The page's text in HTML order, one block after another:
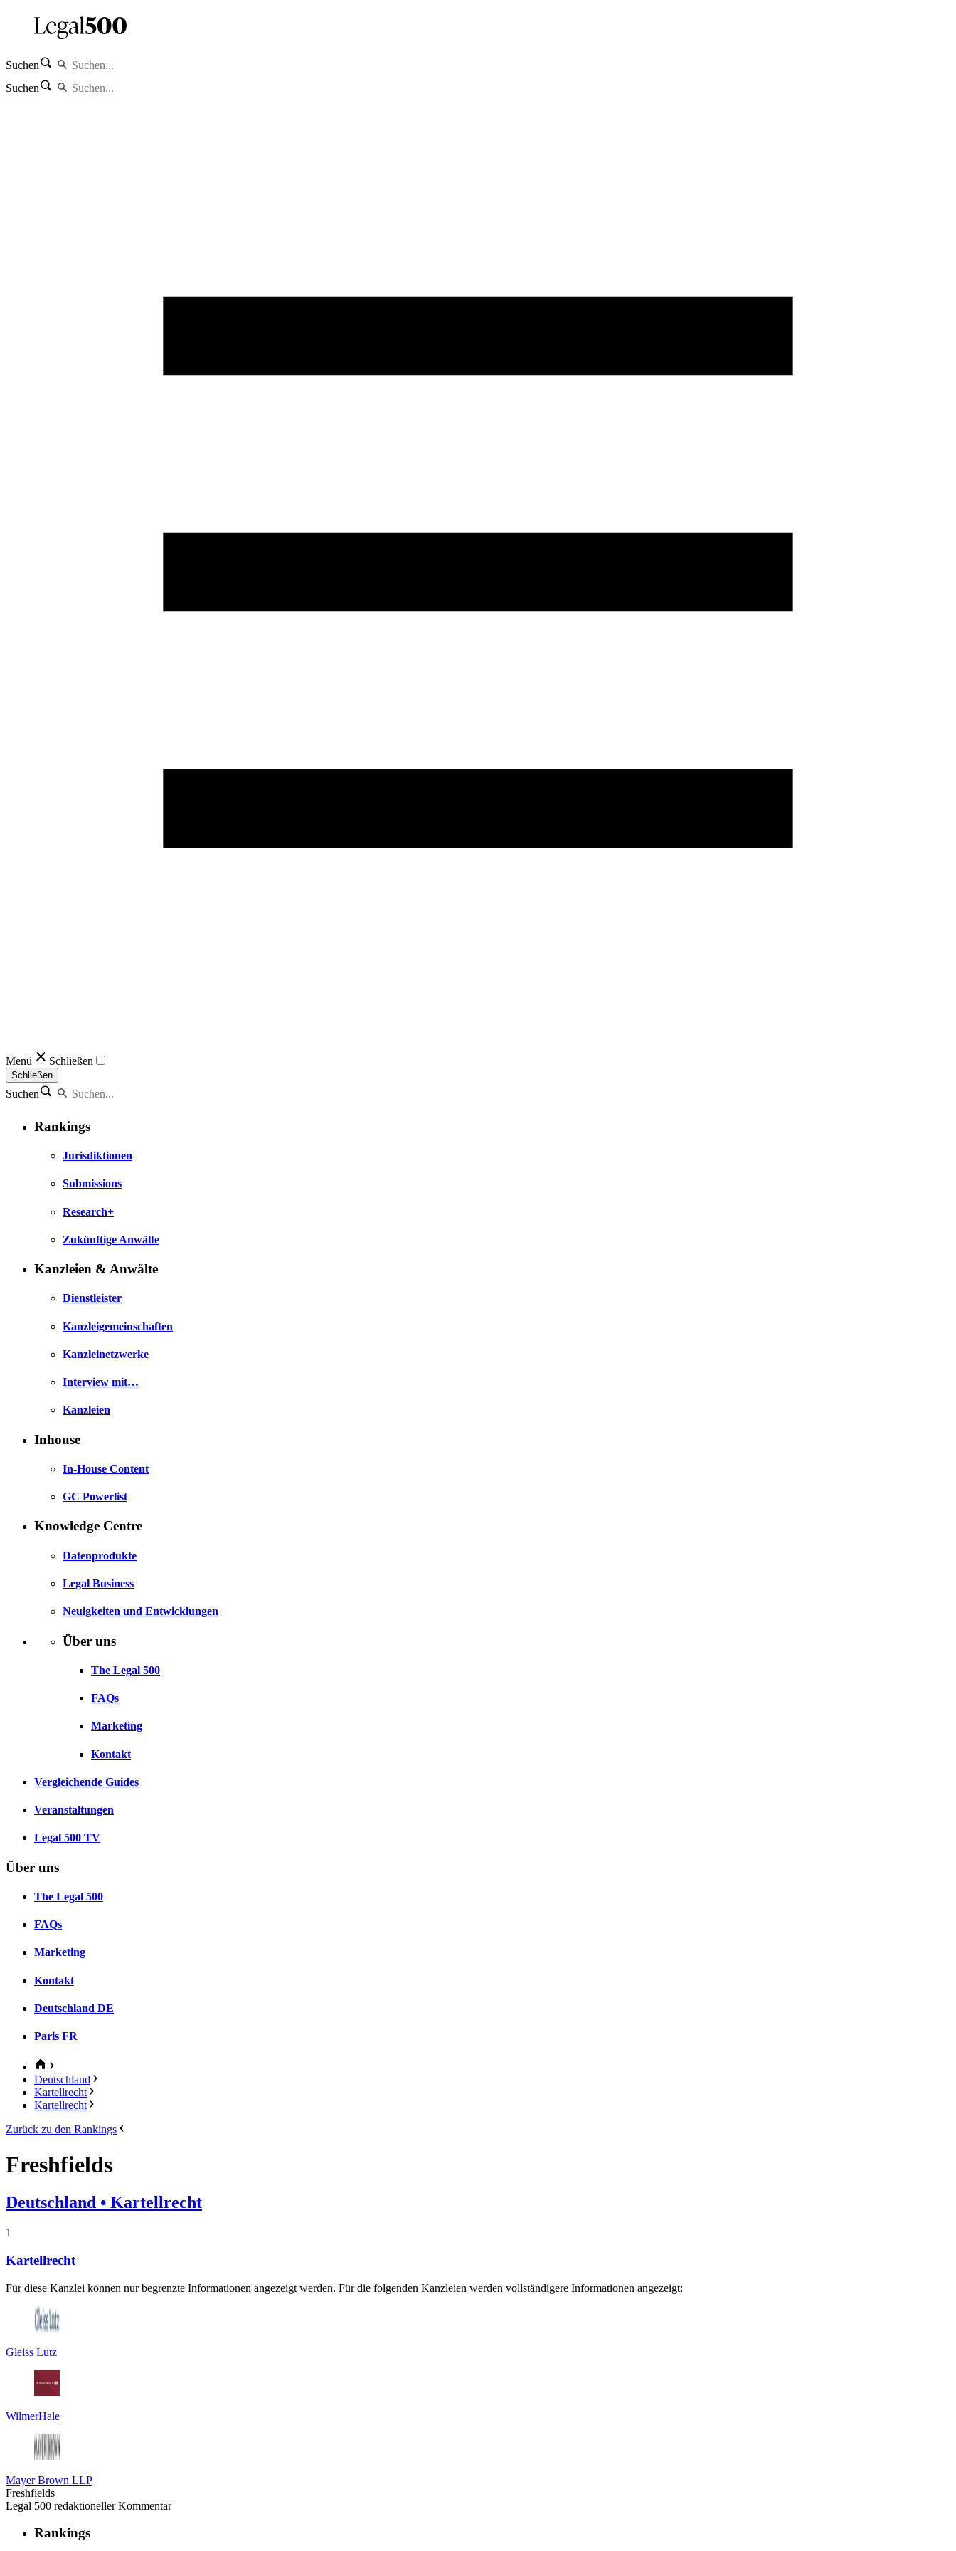
Suchen
Suchen
Menü Schließen
Schließen
Suchen
Rankings
Jurisdiktionen
Submissions
Research+
Zukünftige Anwälte
Kanzleien & Anwälte
Dienstleister
Kanzleigemeinschaften
Kanzleinetzwerke
Interview mit…
Kanzleien
Inhouse
In-House Content
GC Powerlist
Knowledge Centre
Datenprodukte
Legal Business
Neuigkeiten und Entwicklungen
Über uns
The Legal 500
FAQs
Marketing
Kontakt
Vergleichende Guides
Veranstaltungen
Legal 500 TV
Über uns
The Legal 500
FAQs
Marketing
Kontakt
Deutschland DE
Paris FR
Deutschland
Kartellrecht
Kartellrecht
Zurück zu den Rankings
Freshfields
Deutschland • Kartellrecht
1
Kartellrecht
Für diese Kanzlei können nur begrenzte Informationen angezeigt werden. Für die folgenden Kanzleien werden vollständigere Informationen angezeigt:
Gleiss Lutz
WilmerHale
Mayer Brown LLP
Freshfields
Legal 500 redaktioneller Kommentar
Rankings